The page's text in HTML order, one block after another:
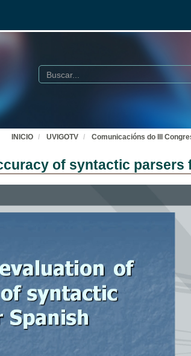
Buscar
INICIO UVIGOTV Comunicacións do III
of syntactic parsers